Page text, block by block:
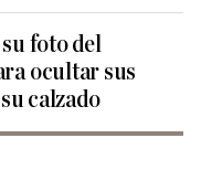
foto del
ocultar sus
calzado